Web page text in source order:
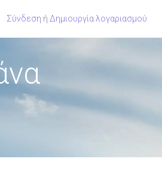
Σύνδεση ή Δημιουργία λογαριασμού